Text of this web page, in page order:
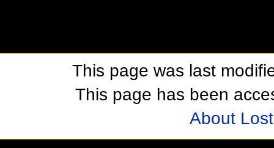
This page was last
This page has been
About